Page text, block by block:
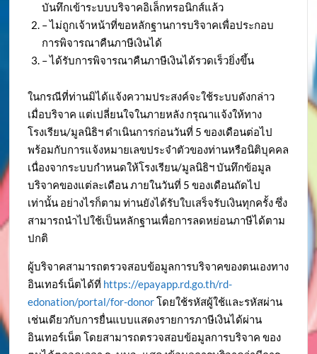
บันทึกเข้าระบบบริจาคอิเล็กทรอนิกส์แล้ว
– ไม่ถูกเจ้าหน้าที่ขอหลักฐานการบริจาคเพื่อประกอบ
การพิจารณาคืนภาษีเงินได้
– ได้รับการพิจารณาคืนภาษีเงินได้รวดเร็วยิ่งขึ้น
ในกรณีที่ท่านมิได้แจ้งความประสงค์จะใช้ระบบดังกล่าว
เมื่อบริจาค แต่เปลี่ยนใจในภายหลัง กรุณาแจ้งให้ทาง
โรงเรียน/มูลนิธิฯ ดำเนินการก่อนวันที่ 5 ของเดือนต่อไป
พร้อมกับการแจ้งหมายเลขประจำตัวของท่านหรือนิติบุคคล
เนื่องจากระบบกำหนดให้โรงเรียน/มูลนิธิฯ บันทึกข้อมูล
บริจาคของแต่ละเดือน ภายในวันที่ 5 ของเดือนถัดไป
เท่านั้น อย่างไรก็ตาม ท่านยังได้รับใบเสร็จรับเงินทุกครั้ง ซึ่ง
สามารถนำไปใช้เป็นหลักฐานเพื่อการลดหย่อนภาษีได้ตาม
ปกติ
ผู้บริจาคสามารถตรวจสอบข้อมูลการบริจาคของตนเองทาง
อินเทอร์เน็ตได้ที่ https://epayapp.rd.go.th/rd-
edonation/portal/for-donorโดยใช้รหัสผู้ใช้และรหัสผ่าน
เช่นเดียวกับการยื่นแบบแสดงรายการภาษีเงินได้ผ่าน
อินเทอร์เน็ต โดยสามารถตรวจสอบข้อมูลการบริจาค ของ